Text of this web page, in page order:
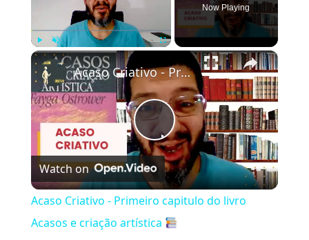
Play Unmute
Now Playing
×
Play
Video
Acaso Criativo - Primeiro capitulo do livro Acasos e criação artística
Watch on
Acaso Criativo - Primeiro capitulo do livro
Acasos e criação artística